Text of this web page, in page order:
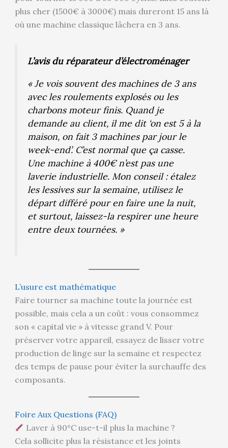
plus cher (1500€ à 3000€) mais dureront 15 ans là
où une machine classique lâchera en 3 ans.
L’avis du réparateur d’électroménager
« Je vois souvent des machines de 3 ans
avec les roulements explosés ou les
charbons moteur finis. Quand je
demande au client, il me dit ‘on est 5 à la
maison, on fait 3 machines par jour le
week-end’. C’est normal que ça casse.
Une machine à 400€ n’est pas une
laverie industrielle. Mon conseil : étalez
les lessives sur la semaine, utilisez le
départ différé pour en faire une la nuit,
et surtout, laissez-la respirer une heure
entre deux tournées. »
L’usure est mathématique
Faire tourner sa machine toute la journée est
possible, mais cela a un coût : vous consommez
son « capital vie » à vitesse grand V. Pour
préserver votre appareil, essayez de lisser votre
production de linge sur la semaine et respectez
des temps de pause pour éviter la surchauffe des
composants.
Foire Aux Questions (FAQ)
Laver à 90°C use-t-il plus la machine ?
Cela sollicite plus la résistance et les joints